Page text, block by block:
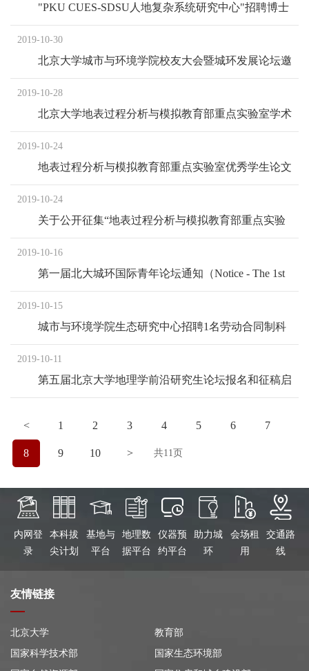
"PKU CUES-SDSU人地复杂系统研究中心"招聘博士
后
2019-10-30
北京大学城市与环境学院校友大会暨城环发展论坛邀
请函
2019-10-28
北京大学地表过程分析与模拟教育部重点实验室学术
午餐沙龙第五期来啦！
2019-10-24
地表过程分析与模拟教育部重点实验室优秀学生论文
奖评选通知
2019-10-24
关于公开征集“地表过程分析与模拟教育部重点实验
室”LOGO方案的通知
2019-10-16
第一届北大城环国际青年论坛通知（Notice - The 1st
PKU-CUES International Young Scholar Forum）
2019-10-15
城市与环境学院生态研究中心招聘1名劳动合同制科
研助理
2019-10-11
第五届北京大学地理学前沿研究生论坛报名和征稿启
事
< 1 2 3 4 5 6 7
8 9 10 > 共11页
内网登
录
本科拔
尖计划
基地与
平台
地理数
据平台
仪器预
约平台
助力城
环
会场租
用
交通路
线
友情链接
北京大学
教育部
国家科学技术部
国家生态环境部